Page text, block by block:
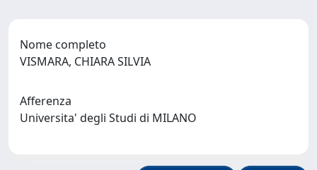
Nome completo
VISMARA, CHIARA SILVIA
Afferenza
Universita' degli Studi di MILANO